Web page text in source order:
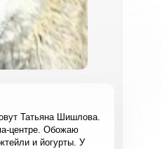
Татьяна Шишлова.
центре. Обожаю
и йогурты. У